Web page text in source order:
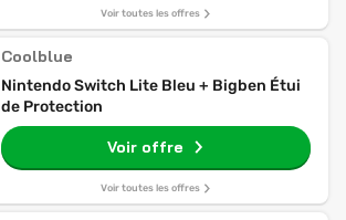
Voir toutes les offres
Coolblue
Nintendo Switch Lite Bleu + Bigben Étui
de Protection
Voir offre
Voir toutes les offres